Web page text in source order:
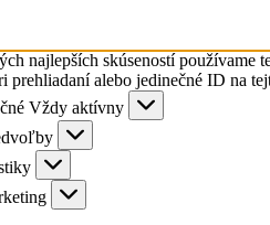
najlepších skúseností používame
prehliadaní alebo jedinečné ID na
Vždy aktívny